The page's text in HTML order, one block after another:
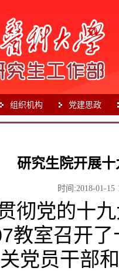
组织机构 党建思政
研究生院开展
时间:2018-01-15
彻党的十
教室召开
党员干部